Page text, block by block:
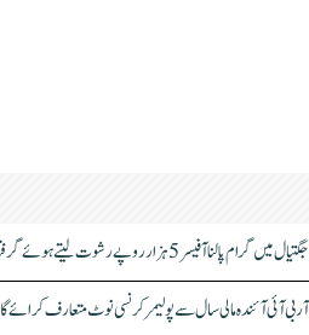
جگتیال میں گرام پالنا آفیسر 5 ہزار روپے رشوت لیتے ہوئے گرفتار
آر بی آئی آئندہ مالی سال سے پولیمر کرنسی نوٹ متعارف کرائے گا